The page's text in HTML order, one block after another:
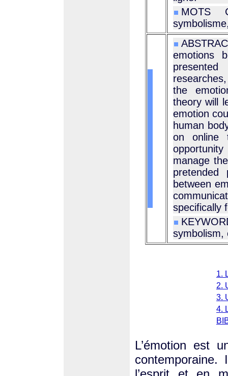
MOTS
emotions
presented
the
theory will
emotion
human
on online
manage
between
specifically
symbolism,
1.
2.
3.
4.
L’émotion est